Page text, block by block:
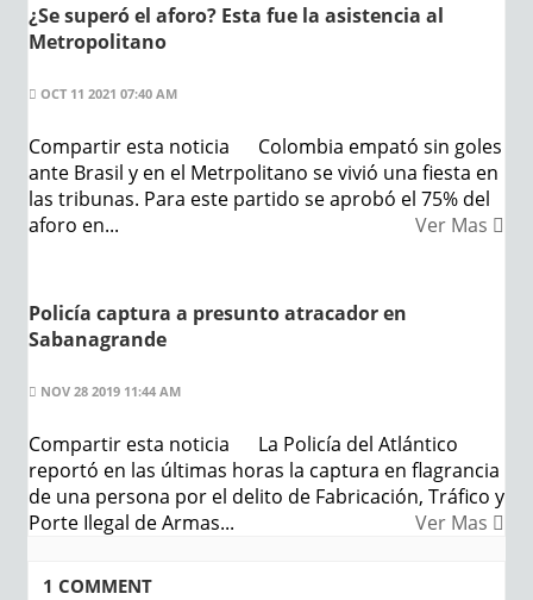
¿Se superó el aforo? Esta fue la asistencia al
Metropolitano
OCT 11 2021 07:40 AM
Compartir esta noticia Colombia empató sin goles
ante Brasil y en el Metrpolitano se vivió una fiesta en
las tribunas. Para este partido se aprobó el 75% del
aforo en...
Ver Mas
Policía captura a presunto atracador en
Sabanagrande
NOV 28 2019 11:44 AM
Compartir esta noticia La Policía del Atlántico
reportó en las últimas horas la captura en flagrancia
de una persona por el delito de Fabricación, Tráfico y
Porte Ilegal de Armas...
Ver Mas
1 COMMENT